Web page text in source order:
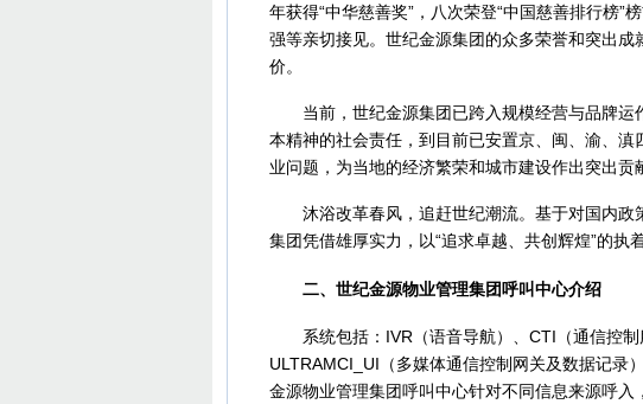
年获得“中华慈善奖”，八次荣登“中国慈善排行榜
强等亲切接见。世纪金源集团的众多荣誉和突出
价。
当前，世纪金源集团已跨入规模经营与品牌运
本精神的社会责任，到目前已安置京、闽、渝、
业问题，为当地的经济繁荣和城市建设作出突出贡
沐浴改革春风，追赶世纪潮流。基于对国内政
集团凭借雄厚实力，以“追求卓越、共创辉煌”的执
二、世纪金源物业管理集团呼叫中心介绍
系统包括：IVR（语音导航）、CTI（通信控制
ULTRAMCI_UI（多媒体通信控制网关及数据记录
金源物业管理集团呼叫中心针对不同信息来源呼